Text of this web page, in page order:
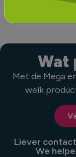
Wat
Met de Mega
welk
Liever
We